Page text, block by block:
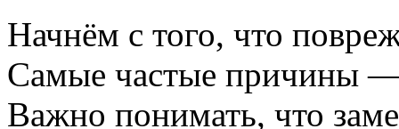
Начнём с того, что
Самые частые причины
Важно понимать, что